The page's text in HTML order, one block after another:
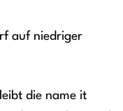
auf niedriger
die name it